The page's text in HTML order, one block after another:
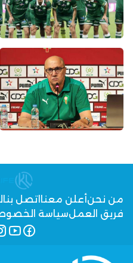
من نحنأعلن معنا اتصل بنا
فريق العملسياسة